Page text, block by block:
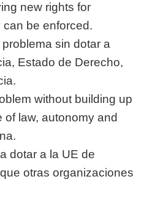
new rights for
be enforced.
sin dotar a
Estado de Derecho,
without building up
law, autonomy and
dotar a la UE de
otras organizaciones